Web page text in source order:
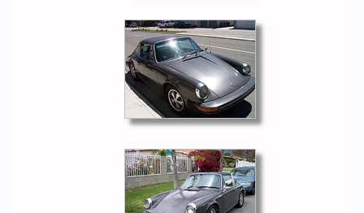
y eso? estas restaurandolo? que le pasa exactamente o que
hay que hacerle? Tienes alguna foto? Preciosos los targas de
entonces, con el arco cromado!!
Otro targa, una version muy apropiada para los modelos de los
70 !! Que le ocurre al tuyo? Que color? Sigue teniendo el arco
Veo que estan todos en la UVI.
Y todos teneis un targa !! El
tuyo con 210 CVs, el motor RS, eso es una joya de mucho
valor!! pon alguna foto pf